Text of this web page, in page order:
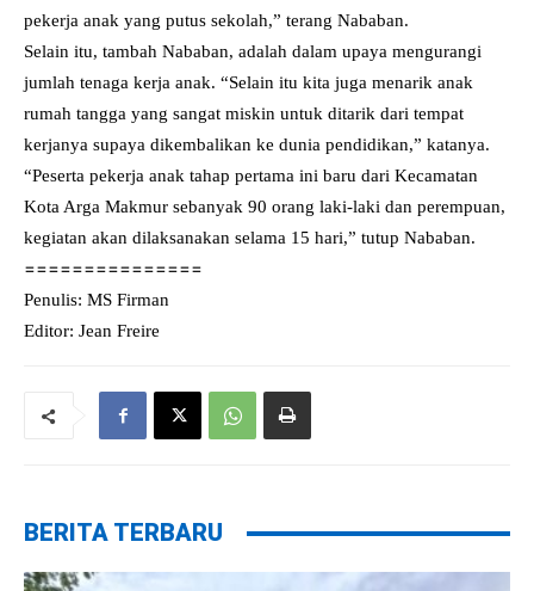
pekerja anak yang putus sekolah,” terang Nababan.
Selain itu, tambah Nababan, adalah dalam upaya mengurangi
jumlah tenaga kerja anak. “Selain itu kita juga menarik anak
rumah tangga yang sangat miskin untuk ditarik dari tempat
kerjanya supaya dikembalikan ke dunia pendidikan,” katanya.
“Peserta pekerja anak tahap pertama ini baru dari Kecamatan
Kota Arga Makmur sebanyak 90 orang laki-laki dan perempuan,
kegiatan akan dilaksanakan selama 15 hari,” tutup Nababan.
===============
Penulis: MS Firman
Editor: Jean Freire
BERITA TERBARU